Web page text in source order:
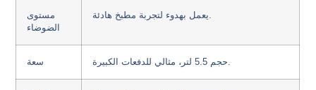
مستوى
الضوضاء
سعة